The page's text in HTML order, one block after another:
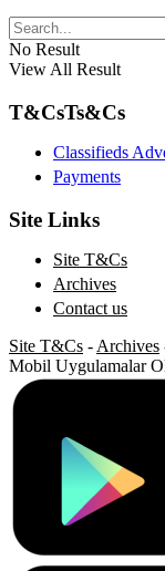
No Result
View All Result
T&CsTs&Cs
Classifieds
Payments
Site Links
Site T&Cs
Archives
Contact us
Site T&Cs - Archives
Mobil Uygulamalar